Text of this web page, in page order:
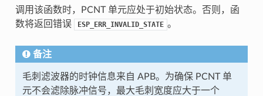
调用该函数时，PCNT 单元应处于初始状态。否则，函
数将返回错误
ESP_ERR_INVALID_STATE 。
备注
毛刺滤波器的时钟信息来自 APB。为确保 PCNT 单
元不会滤除脉冲信号，最大毛刺宽度应大于一个